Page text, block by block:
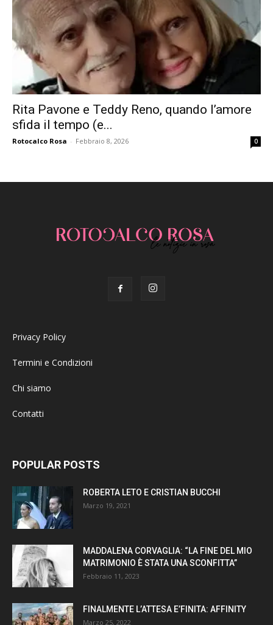
Rita Pavone e Teddy Reno, quando l’amore
sfida il tempo (e...
Rotocalco Rosa - Febbraio 8, 2026 0
Privacy Policy
Termini e Condizioni
Chi siamo
Contatti
POPULAR POSTS
ROBERTA LETO E CRISTIAN BUCCHI
Marzo 19, 2021
MADDALENA CORVAGLIA: “LA FINE DEL MIO
MATRIMONIO È STATA UNA SCONFITTA”
Febbraio 11, 2023
FINALMENTE L’ATTESA E’FINITA: AFFINITY
Marzo 25, 2022